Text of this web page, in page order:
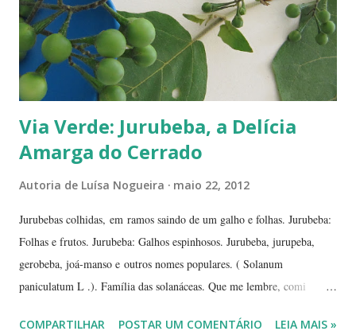
uma 'historinha': a de um brasileiro que, a...
Via Verde: Jurubeba, a Delícia
Amarga do Cerrado
Autoria de Luísa Nogueira maio 22, 2012
Jurubebas colhidas, em ramos saindo de um galho e folhas. Jurubeba:
Folhas e frutos. Jurubeba: Galhos espinhosos. Jurubeba, jurupeba,
gerobeba, joá-manso e outros nomes populares. ( Solanum
paniculatum L .). Família das solanáceas. Que me lembre, comi
COMPARTILHAR POSTAR UM COMENTÁRIO LEIA MAIS »